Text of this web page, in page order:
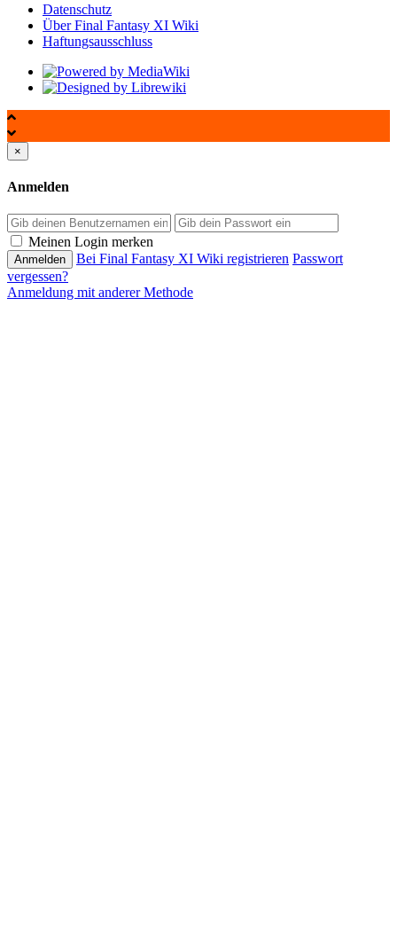
Datenschutz
Über Final Fantasy XI Wiki
Haftungsausschluss
×
Anmelden
Passwort
Meinen Login merken
Bei Final Fantasy XI Wiki registrieren Passwort
vergessen?
Anmeldung mit anderer Methode